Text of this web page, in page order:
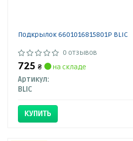
Подкрылок 6601016815801P BLIC
0 отзывов
725 ₴
на складе
Артикул:
BLIC
КУПИТЬ